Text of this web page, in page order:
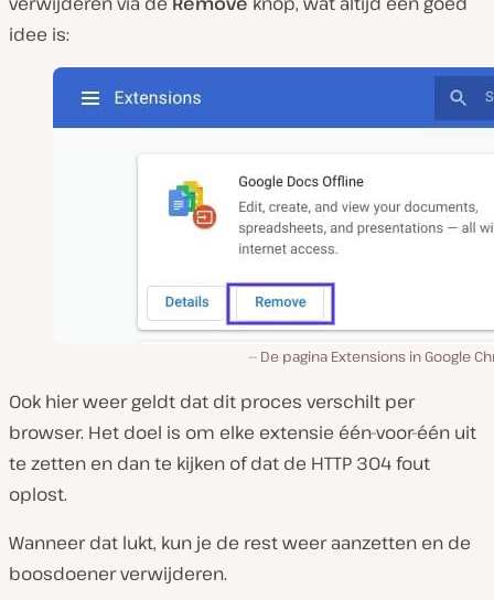
idee is:
De pagina Extensions in Google
Ook hier weer geldt dat dit proces verschilt per
browser. Het doel is om elke extensie één-voor-één uit
te zetten en dan te kijken of dat de HTTP 304 fout
oplost.
Wanneer dat lukt, kun je de rest weer aanzetten en de
boosdoener verwijderen.